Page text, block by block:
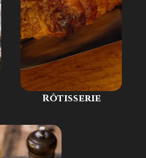
Rôtisserie